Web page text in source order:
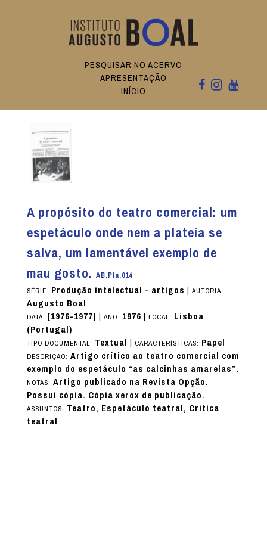
PESQUISAR NO ACERVO
APRESENTAÇÃO
INÍCIO
A propósito do teatro comercial: um
espetáculo onde nem a plateia se
salva, um lamentável exemplo de
mau gosto. AB.PIa.014
SÉRIE: Produção intelectual - artigos | AUTORIA:
Augusto Boal
DATA: [1976-1977] | ANO: 1976| LOCAL: Lisboa
(Portugal)
TIPO DOCUMENTAL: Textual | CARACTERÍSTICAS: Papel
DESCRIÇÃO: Artigo crítico ao teatro comercial com
exemplo do espetáculo “as calcinhas amarelas”.
NOTAS: Artigo publicado na Revista Opção.
Possui cópia. Cópia xerox de publicação.
ASSUNTOS: Teatro, Espetáculo teatral, Crítica
teatral